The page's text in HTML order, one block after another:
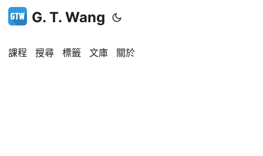
G. T. Wang
課程 搜尋 標籤 文庫 關於